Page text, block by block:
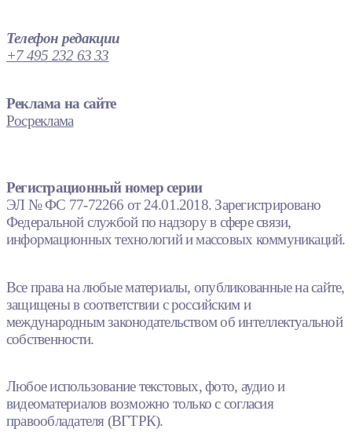
Телефон редакции
+7 495 232 63 33
Реклама на сайте
Росреклама
Регистрационный номер серии
ЭЛ № ФС 77-72266 от 24.01.2018. Зарегистрировано
Федеральной службой по надзору в сфере связи,
информационных технологий и массовых коммуникаций.
Все права на любые материалы, опубликованные на сайте,
защищены в соответствии с российским и
международным законодательством об интеллектуальной
собственности.
Любое использование текстовых, фото, аудио и
видеоматериалов возможно только с согласия
правообладателя (ВГТРК).